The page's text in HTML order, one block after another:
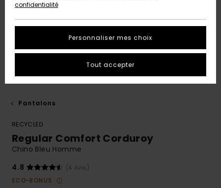
Pantalons
RECYCLED
Regular Comfort Corduroy
Chino Bleu Homme
4.8
(4 Avis)
ECO-BONUS
confidentialité
Personnaliser mes choix
Tout accepter